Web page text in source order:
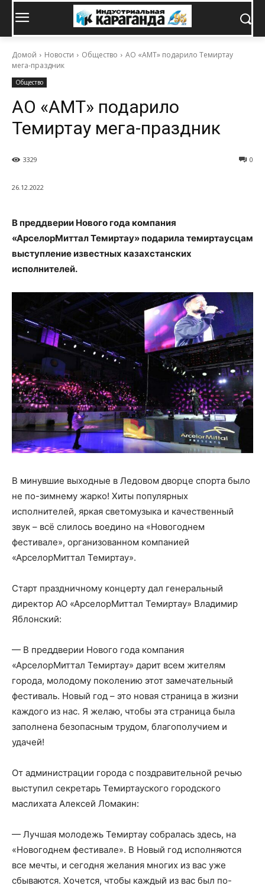
Домой Новости Общество
АО «АМТ» подарило Темиртау
мега-праздник
Общество
АО «АМТ» подарило
Темиртау мега-праздник
0
3329
26.12.2022
В преддверии Нового года компания
«АрселорМиттал Темиртау» подарила темиртаусцам
выступление известных казахстанских
исполнителей.
В минувшие выходные в Ледовом дворце спорта было
не по-зимнему жарко! Хиты популярных
исполнителей, яркая светомузыка и качественный
звук – всё слилось воедино на «Новогоднем
фестивале», организованном компанией
«АрселорМиттал Темиртау».
Старт праздничному концерту дал генеральный
директор АО «АрселорМиттал Темиртау» Владимир
Яблонский:
— В преддверии Нового года компания
«АрселорМиттал Темиртау» дарит всем жителям
города, молодому поколению этот замечательный
фестиваль. Новый год – это новая страница в жизни
каждого из нас. Я желаю, чтобы эта страница была
заполнена безопасным трудом, благополучием и
удачей!
От администрации города с поздравительной речью
выступил секретарь Темиртауского городского
маслихата Алексей Ломакин:
— Лучшая молодежь Темиртау собралась здесь, на
«Новогоднем фестивале». В Новый год исполняются
все мечты, и сегодня желания многих из вас уже
сбываются. Хочется, чтобы каждый из вас был по-